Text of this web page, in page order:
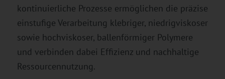
kontinuierliche Prozesse ermöglichen die präzise
einstufige Verarbeitung klebriger, niedrigviskoser
sowie hochviskoser, ballenförmiger Polymere
und verbinden dabei Effizienz und nachhaltige
Ressourcennutzung.